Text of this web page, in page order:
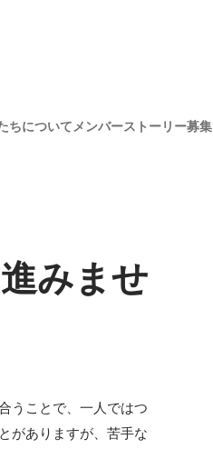
ちについて メンバーストーリー募集
みませ
うことで、一人ではつ
がありますが、苦手な